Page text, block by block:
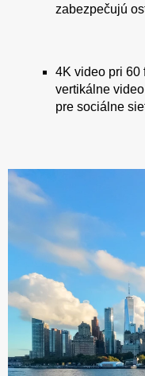
zabezpečujú
4K video pri 60
vertikálne
pre sociálne